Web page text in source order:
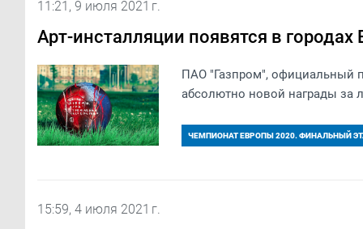
11:21, 9 июля 2021 г.
Арт-инсталляции появятся в
ПАО "Газпром", официальный
абсолютно новой награды за
ЧЕМПИОНАТ ЕВРОПЫ 2020. ФИНАЛЬНЫЙ
15:59, 4 июля 2021 г.